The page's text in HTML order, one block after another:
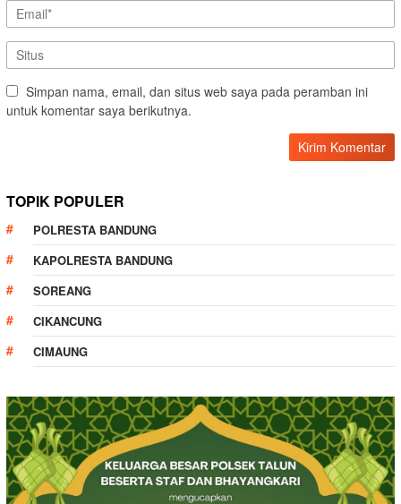
Simpan nama, email, dan situs web saya pada peramban ini
untuk komentar saya berikutnya.
TOPIK POPULER
POLRESTA BANDUNG
KAPOLRESTA BANDUNG
SOREANG
CIKANCUNG
CIMAUNG